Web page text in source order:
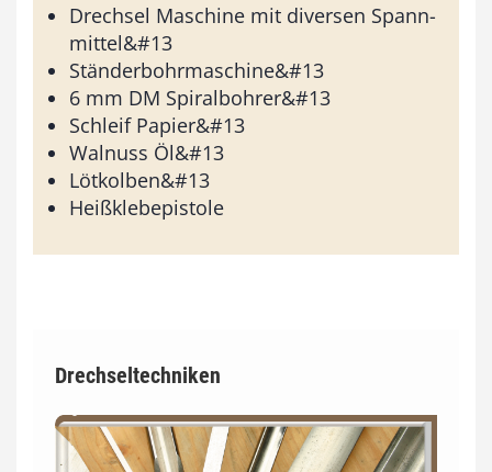
Drechsel Maschine mit diversen Spann-
mittel&#13
Ständerbohrmaschine&#13
6 mm DM Spiralbohrer&#13
Schleif Papier&#13
Walnuss Öl&#13
Lötkolben&#13
Heißklebepistole
Drechseltechniken